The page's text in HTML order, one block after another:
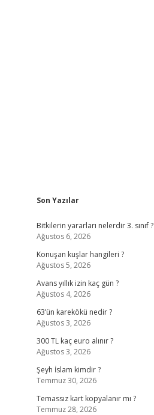
Sidebar
Son Yazılar
Bitkilerin yararları nelerdir 3. sınıf ?
Ağustos 6, 2026
Konuşan kuşlar hangileri ?
Ağustos 5, 2026
Avans yıllık izin kaç gün ?
Ağustos 4, 2026
63’ün karekökü nedir ?
Ağustos 3, 2026
300 TL kaç euro alınır ?
Ağustos 3, 2026
Şeyh İslam kimdir ?
Temmuz 30, 2026
Temassız kart kopyalanır mı ?
Temmuz 28, 2026